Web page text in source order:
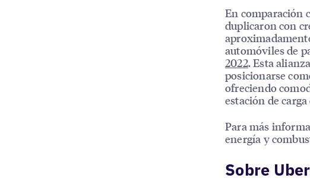
En comparación
duplicaron con
automóviles de
2022. Esta
posicionarse
ofreciendo
estación de
Para más
energía y
Sobre